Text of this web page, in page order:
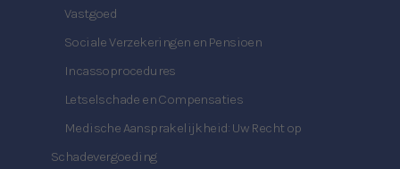
Vastgoed
Sociale Verzekeringen en Pensioen
Incassoprocedures
Letselschade en Compensaties
Medische Aansprakelijkheid: Uw Recht op
Schadevergoeding